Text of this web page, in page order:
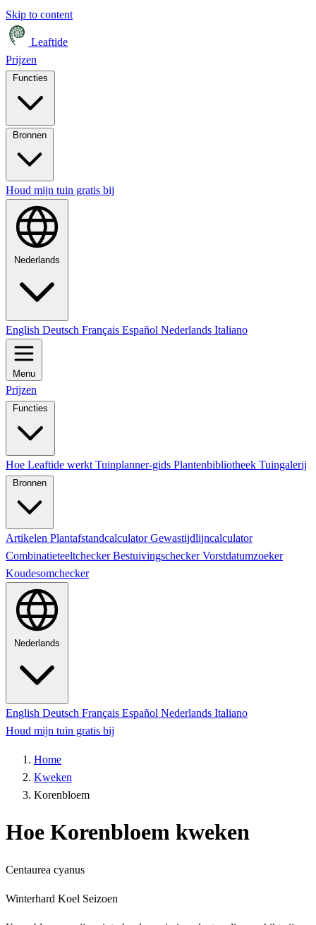
Skip to content
Leaftide
Prijzen
Houd mijn tuin gratis bij
Nederlands
English Deutsch Français Español Nederlands Italiano
Menu
Prijzen
Functies
Hoe Leaftide werkt Tuinplanner-gids Plantenbibliotheek Tuingalerij
Bronnen
Artikelen PlantafstandcalculatorGewastijdlijncalculator
CombinatieteeltcheckerBestuivingscheckerVorstdatumzoeker
Koudesomchecker
Nederlands
English Deutsch Français Español Nederlands Italiano
Houd mijn tuin gratis bij
Home
Kweken
Korenbloem
Hoe Korenbloem kweken
Centaurea cyanus
Winterhard Koel Seizoen